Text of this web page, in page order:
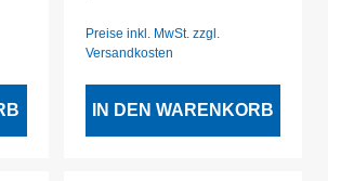
Preise inkl. MwSt. zzgl.
Versandkosten
IN DEN WARENKORB